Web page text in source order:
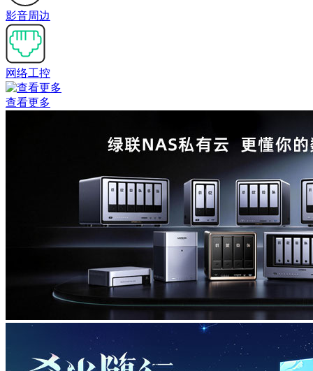
影音周边
网络工控
查看更多